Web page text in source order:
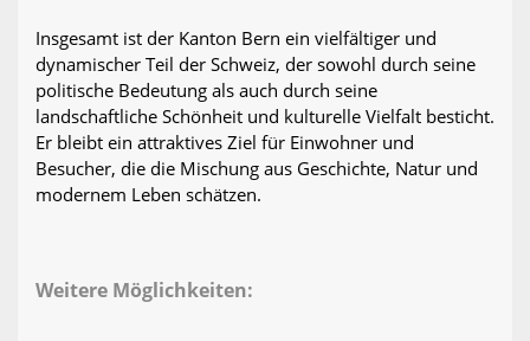
Insgesamt ist der Kanton Bern ein vielfältiger und
dynamischer Teil der Schweiz, der sowohl durch seine
politische Bedeutung als auch durch seine
landschaftliche Schönheit und kulturelle Vielfalt besticht.
Er bleibt ein attraktives Ziel für Einwohner und
Besucher, die die Mischung aus Geschichte, Natur und
modernem Leben schätzen.
Weitere Möglichkeiten: